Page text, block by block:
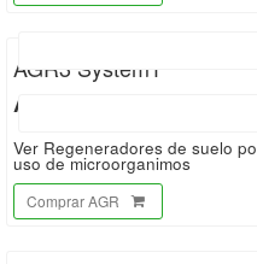
AGR3 System1
AgroZono
Ver Regeneradores de suelo
uso de microorganimos
Comprar AGR